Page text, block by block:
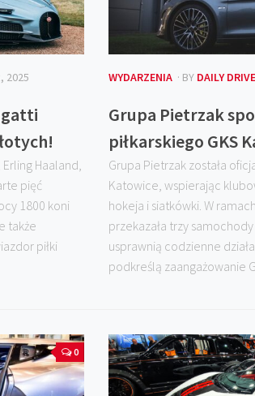
2025
Haaland,
pięć
1800 koni
także
piłki
WYDARZENIA · BY DAILY
Grupa Pietrzak
piłkarskiego GKS
Grupa Pietrzak została
Katowice, wspierając
hokeja i siatkówki. W
przekazała trzy
usprawnią codzienne
podkreślą zaangażowanie
0